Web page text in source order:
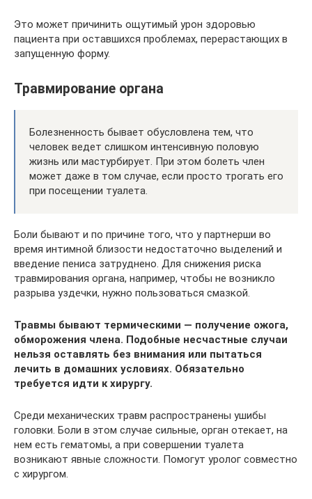
Это может причинить ощутимый урон здоровью
пациента при оставшихся проблемах, перерастающих в
запущенную форму.
Травмирование органа
Болезненность бывает обусловлена тем, что
человек ведет слишком интенсивную половую
жизнь или мастурбирует. При этом болеть член
может даже в том случае, если просто трогать его
при посещении туалета.
Боли бывают и по причине того, что у партнерши во
время интимной близости недостаточно выделений и
введение пениса затруднено. Для снижения риска
травмирования органа, например, чтобы не возникло
разрыва уздечки, нужно пользоваться смазкой.
Травмы бывают термическими — получение ожога,
обморожения члена. Подобные несчастные случаи
нельзя оставлять без внимания или пытаться
лечить в домашних условиях. Обязательно
требуется идти к хирургу.
Среди механических травм распространены ушибы
головки. Боли в этом случае сильные, орган отекает, на
нем есть гематомы, а при совершении туалета
возникают явные сложности. Помогут уролог совместно
с хирургом.